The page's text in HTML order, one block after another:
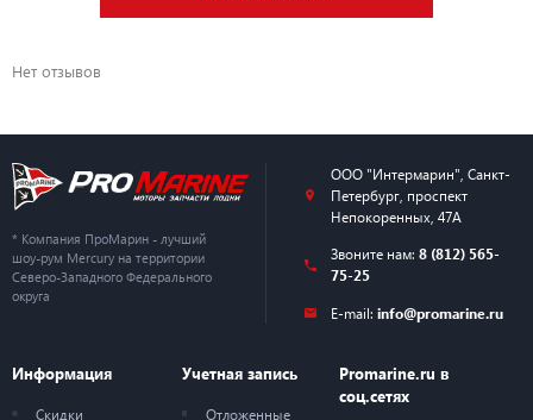
Нет отзывов
* Компания ПроМарин - лучший
шоу-рум Mercury на территории
Северо-Западного Федерального
округа
ООО "Интермарин" Санкт-
Петербург, проспект
Непокоренных, 47А
Звоните нам: 8 (812) 565-
75-25
E-mail: info@promarine.ru
Информация
Скидки
Учетная запись
Отложенные
Promarine.ru в
соц.сетях